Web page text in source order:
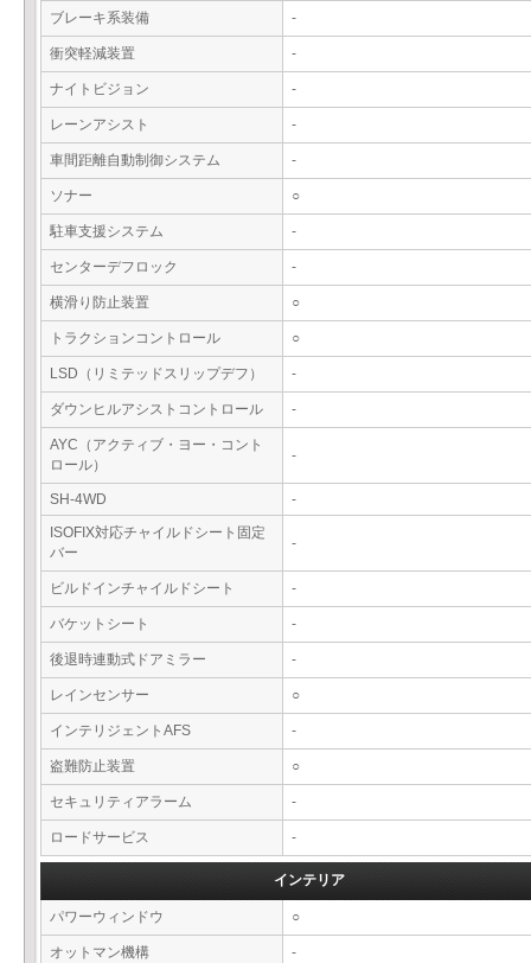
ブレーキ系装備 -
衝突軽減装置 -
ナイトビジョン -
レーンアシスト -
車間距離自動制御システム -
ソナー ○
駐車支援システム -
センターデフロック -
横滑り防止装置 ○
トラクションコントロール ○
LSD（リミテッドスリップデフ） -
ダウンヒルアシストコントロール -
AYC（アクティブ・ヨー・コント
ロール）
-
SH-4WD
-
ISOFIX対応チャイルドシート固定
バー
-
ビルドインチャイルドシート -
バケットシート -
後退時連動式ドアミラー -
レインセンサー ○
インテリジェントAFS -
盗難防止装置 ○
セキュリティアラーム -
ロードサービス -
インテリア
パワーウィンドウ ○
オットマン機構 -